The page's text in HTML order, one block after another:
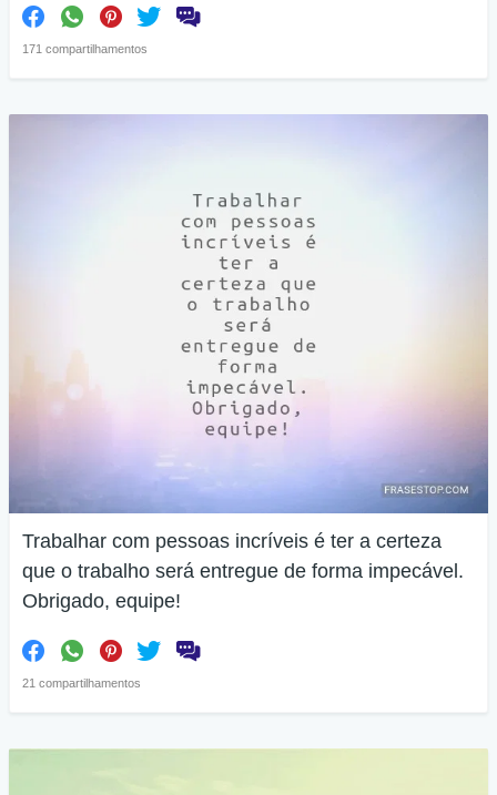
171 compartilhamentos
Trabalhar com pessoas incríveis é ter a certeza
que o trabalho será entregue de forma impecável.
Obrigado, equipe!
21 compartilhamentos